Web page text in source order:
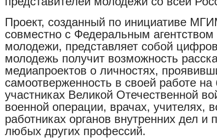
Проект, созданный по инициативе
совместно с Федеральным
молодежи, представляет собой
молодежь получит возможность
медиапроектов о личностях,
самоотверженность в своей работе
участниках Великой Отечественной
военной операции, врачах, учителях,
работниках органов внутренних дел и
любых других профессий.